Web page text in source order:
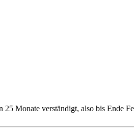
Monate verständigt, also bis Ende